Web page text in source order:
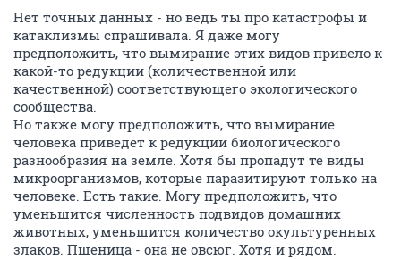
Нет точных данных - но ведь ты про катастрофы и
катаклизмы спрашивала. Я даже могу
предположить, что вымирание этих видов привело к
какой-то редукции (количественной или
качественной) соответствующего экологического
сообщества.
Но также могу предположить, что вымирание
человека приведет к редукции биологического
разнообразия на земле. Хотя бы пропадут те виды
микроорганизмов, которые паразитируют только на
человеке. Есть такие. Могу предположить, что
уменьшится численность подвидов домашних
животных, уменьшится количество окультуренных
злаков. Пшеница - она не овсюг. Хотя и рядом.